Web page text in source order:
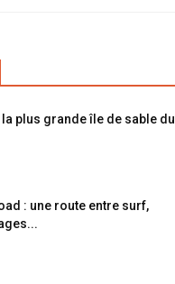
plus grande île de sable du
: une route entre surf,